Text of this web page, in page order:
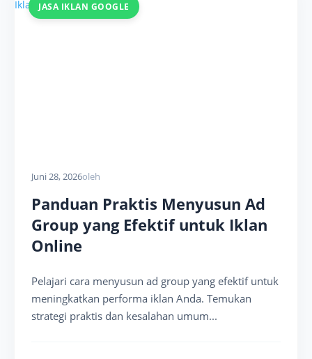
JASA IKLAN GOOGLE
Juni 28, 2026oleh
Panduan Praktis Menyusun Ad
Group yang Efektif untuk Iklan
Online
Pelajari cara menyusun ad group yang efektif untuk
meningkatkan performa iklan Anda. Temukan
strategi praktis dan kesalahan umum...